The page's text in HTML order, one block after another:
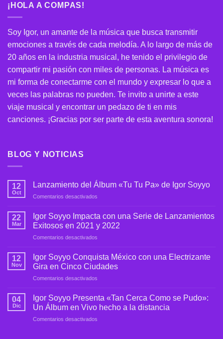
¡HOLA A COMPAS!
Soy Igor, un amante de la música que busca transmitir
emociones a través de cada melodía. A lo largo de más de
20 años en la industria musical, he tenido el privilegio de
compartir mi pasión con miles de personas. La música es
mi forma de conectarme con el mundo y expresar lo que a
veces las palabras no pueden. Te invito a unirte a este
viaje musical y encontrar un pedazo de ti en mis
canciones. ¡Gracias por ser parte de esta aventura sonora!
BLOG Y NOTICIAS
12
Oct
Lanzamiento del Álbum «Tu Tu Pa» de Igor Soyyo
Comentarios desactivados
del
Álbum
«Tu
de
Igor
22
Mar
Igor Soyyo Impacta con una Serie de Lanzamientos
Exitosos en 2021 y 2022
Comentarios desactivados
Soyyo
Impacta
con
de
Lanzamientos
12
Nov
Igor Soyyo Conquista México con una Electrizante
Gira en Cinco Ciudades
Comentarios desactivados
Soyyo
Conquista
México
04
Dic
Igor Soyyo Presenta «Tan Cerca Como se Pudo»:
Un Álbum en Vivo hecho a la distancia
Comentarios desactivados